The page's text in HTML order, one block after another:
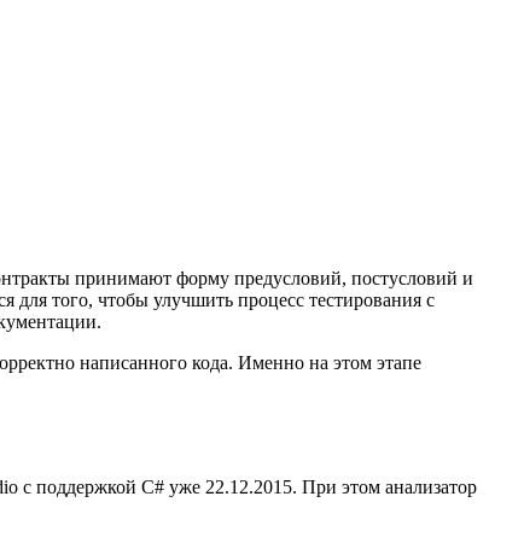
принимают форму предусловий, постусловий и
того, чтобы улучшить процесс тестирования с
написанного кода. Именно на этом этапе
с поддержкой С# уже 22.12.2015. При этом анализатор